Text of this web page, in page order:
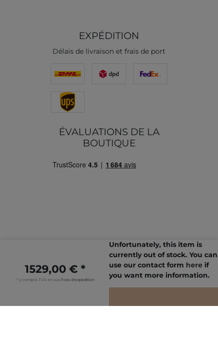
1529,00 € *
* y compris TVA en susFrais d'expédition
Unfortunately, this item is
currently out of stock. You can
use our contact form here if
you want more information.
EXPÉDITION
Délais de livraison et frais de port
ÉVALUATIONS DE LA
BOUTIQUE
© Copyright 2026 | Tous droits réservés.